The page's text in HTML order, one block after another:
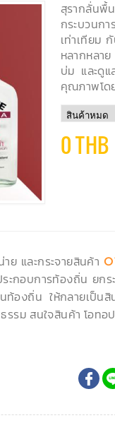
สุรากลั่นพื้
กระบวนก
เท่าเทียม
หลากหลา
บ่ม และดูแ
คุณภาพโด
0 THB
ย และกระจายสินค้า
ะกอบการท้องถิ่น ยก
ท้องถิ่น ให้กลายเป็
รม สนใจสินค้า โอทอป